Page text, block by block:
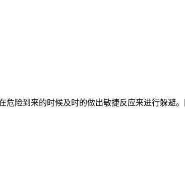
险到来的时候及时的做出敏捷反应来进行躲避